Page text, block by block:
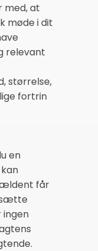
med, at
møde i dit
relevant
størrelse,
fortrin
en
får
sætte
ingen